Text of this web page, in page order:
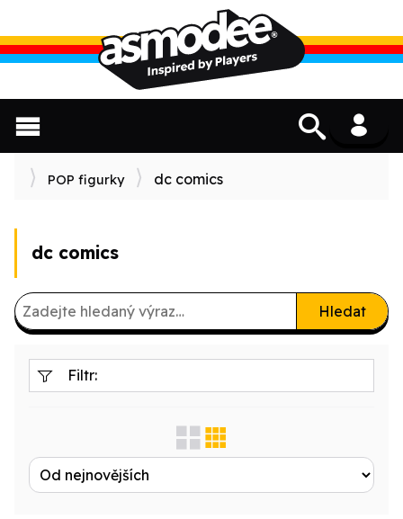
POP figurky dc comics
dc comics
Hledat
Filtr:
Zobrazit jen...